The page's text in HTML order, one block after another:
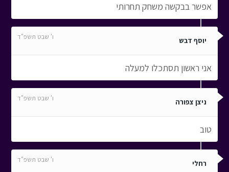
אפשר בבקשה משחק תחרותי
יוסף דבש ו' שבט תשפ"ד
אני ראשון תסתכלו למעלה
ניצן צפורה ו' שבט תשפ"ד
טוב
רחלי ו' שבט תשפ"ד